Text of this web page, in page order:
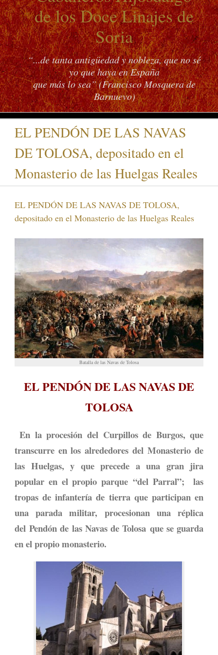
de los Doce Linajes de
Soria
“...de tanta antigüedad y nobleza, que no sé
yo que haya en España
que más lo sea” (Francisco Mosquera de
Barnuevo)
EL PENDÓN DE LAS NAVAS
DE TOLOSA, depositado en el
Monasterio de las Huelgas Reales
EL PENDÓN DE LAS NAVAS DE TOLOSA,
depositado en el Monasterio de las Huelgas Reales
Batalla de las Navas de Tolosa
EL PENDÓN DE LAS NAVAS DE
TOLOSA
En la procesión del Curpillos de Burgos, que
transcurre en los alrededores delMonasterio de
las Huelgas, y que precede a una gran jira
popular en el propio parque “del Parral”; las
tropas de infantería de tierra que participan en
una parada militar, procesionan una réplica
delPendón de las Navas de Tolosa que se guarda
en el propio monasterio.